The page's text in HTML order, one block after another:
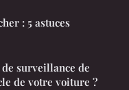
: 5 astuces
surveillance de
de votre voiture ?